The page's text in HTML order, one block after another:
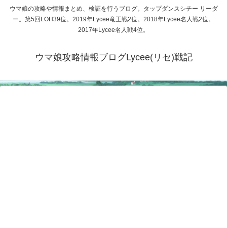
ウマ娘の攻略や情報まとめ、検証を行うブログ。タップダンスシチー リーダ
ー。第5回LOH39位。2019年Lycee竜王戦2位。2018年Lycee名人戦2位。
2017年Lycee名人戦4位。
ウマ娘攻略情報ブログLycee(リセ)戦記